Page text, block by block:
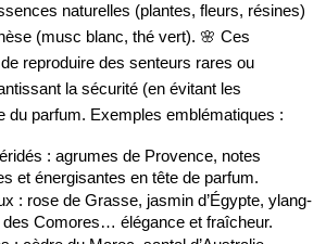
naturelles (plantes, fleurs, résines)
(musc blanc, thé vert). 🌸 Ces
reproduire des senteurs rares ou
la sécurité (en évitant les
du parfum. Exemples emblématiques :
: agrumes de Provence, notes
et énergisantes en tête de parfum.
: rose de Grasse, jasmin d’Égypte, ylang-
des Comores… élégance et fraîcheur.